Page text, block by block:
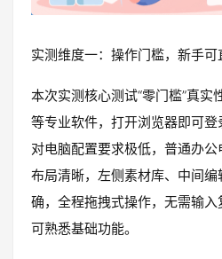
实测维度一：操作门槛，新手
本次实测核心测试“零门槛”真实
等专业软件，打开浏览器即可登
对电脑配置要求极低，普通办
布局清晰，左侧素材库、中间
确，全程拖拽式操作，无需输
可熟悉基础功能。